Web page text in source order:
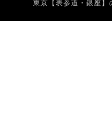
東京【表参道・銀座